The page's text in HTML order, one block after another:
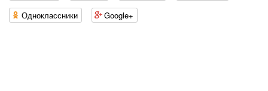
Одноклассники
Google+